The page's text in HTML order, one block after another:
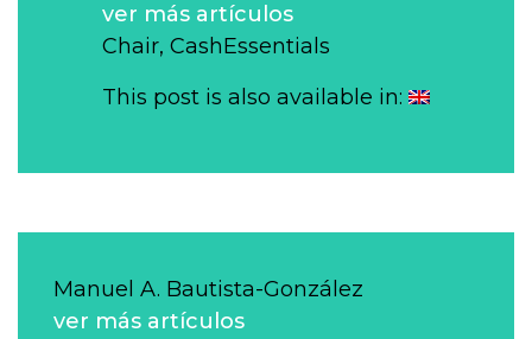
ver más artículos
Chair, CashEssentials
This post is also available in:
Manuel A. Bautista-González
ver más artículos